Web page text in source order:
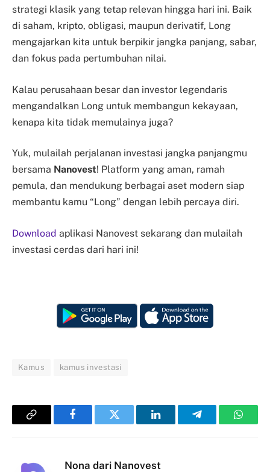
strategi klasik yang tetap relevan hingga hari ini. Baik
di saham, kripto, obligasi, maupun derivatif, Long
mengajarkan kita untuk berpikir jangka panjang, sabar,
dan fokus pada pertumbuhan nilai.
Kalau perusahaan besar dan investor legendaris
mengandalkan Long untuk membangun kekayaan,
kenapa kita tidak memulainya juga?
Yuk, mulailah perjalanan investasi jangka panjangmu
bersama Nanovest! Platform yang aman, ramah
pemula, dan mendukung berbagai aset modern siap
membantu kamu “Long” dengan lebih percaya diri.
Download aplikasi Nanovest sekarang dan mulailah
investasi cerdas dari hari ini!
Kamus kamus investasi
Copy
FacebookTwitter LinkedInTelegram
Nona dari Nanovest